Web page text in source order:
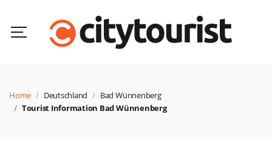
Home Deutschland
Bad Wünnenberg
Tourist Information Bad Wünnenberg